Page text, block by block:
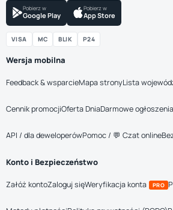
Pobierz w
Google Play
Pobierz w
App Store
VISA MC BLIK P24
Wersja mobilna
Feedback & wsparcieMapa stronyLista
Cennik promocjiOferta DniaDarmowe
API / dla deweloperówPomoc / 💬 Czat online
Konto i Bezpieczeństwo
Załóż kontoZaloguj sięWeryfikacja konta PRO